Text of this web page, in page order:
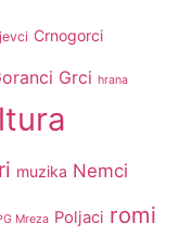
Crnogorci
Grci hrana
muzika Nemci
Mreza Poljaci romi